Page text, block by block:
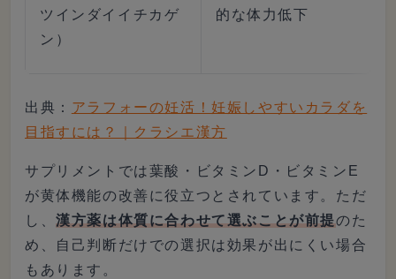
ツインダイイチカゲ
ン）
的な体力低下
出典： アラフォーの妊活！妊娠しやすいカラダを
目指すには？｜クラシエ漢方
サプリメントでは葉酸・ビタミンD・ビタミンE
が黄体機能の改善に役立つとされています。ただ
し、漢方薬は体質に合わせて選ぶことが前提のた
め、自己判断だけでの選択は効果が出にくい場合
もあります。